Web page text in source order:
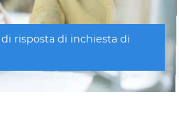
risposta di inchiesta di